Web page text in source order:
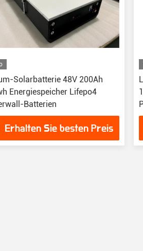
Solarbatterie 48V 200Ah
Energiespeicher Lifepo4
Batterien
Erhalten Sie besten Preis